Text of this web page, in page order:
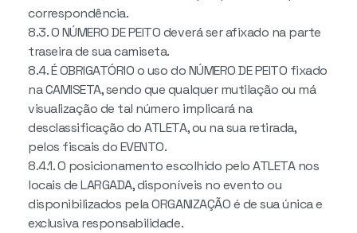
correspondência.
8.3. O NÚMERO DE PEITO deverá ser afixado na parte
traseira de sua camiseta.
8.4. É OBRIGATÓRIO o uso do NÚMERO DE PEITO fixado
na CAMISETA, sendo que qualquer mutilação ou má
visualização de tal número implicará na
desclassificação do ATLETA, ou na sua retirada,
pelos fiscais do EVENTO.
8.4.1. O posicionamento escolhido pelo ATLETA nos
locais de LARGADA, disponíveis no evento ou
disponibilizados pela ORGANIZAÇÃO é de sua única e
exclusiva responsabilidade.